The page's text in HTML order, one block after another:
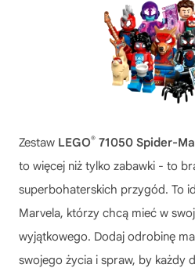
Zestaw LEGO® 71050 Spider-
to więcej niż tylko zabawki - to
superbohaterskich przygód. To
Marvela, którzy chcą mieć w
wyjątkowego. Dodaj odrobinę
swojego życia i spraw, by każdy